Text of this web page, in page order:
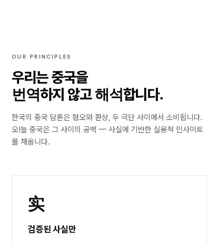
OUR PRINCIPLES
우리는 중국을
번역하지 않고해석합니다.
한국의 중국 담론은 혐오와 환상, 두 극단 사이에서 소비됩니다.
오!늘 중국은 그 사이의 공백 — 사실에 기반한 실용적 인사이트
를 채웁니다.
实
검증된 사실만